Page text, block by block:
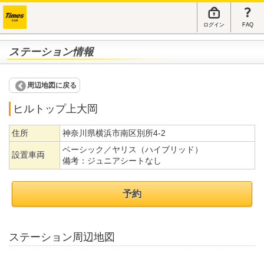
ログイン FAQ
ステーション情報
周辺地図に戻る
ヒルトップ上大岡
住所 神奈川県横浜市南区別所4-2
設置車両
ベーシック／ヤリス（ハイブリッド）
備考： ジュニアシートなし
予約
ステーション周辺地図